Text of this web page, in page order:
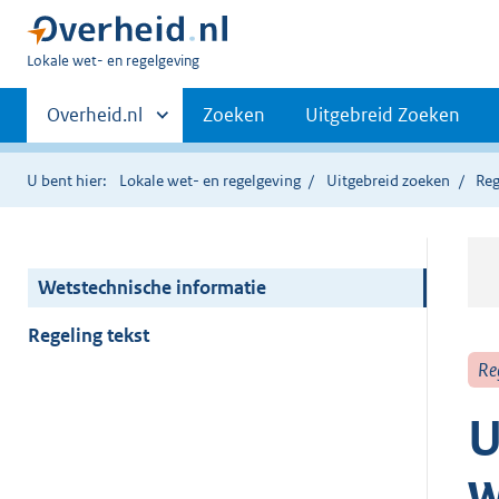
U
hier:
Lokale wet- en regelgeving
Primaire
navigatie
Andere
sites
binnen
Overheid.nl Zoeken Uitgebreid Zoeken
U bent hier: Lokale wet- en regelgeving Uitgebreid zoeken
Wetstechnische informatie
Regeling tekst